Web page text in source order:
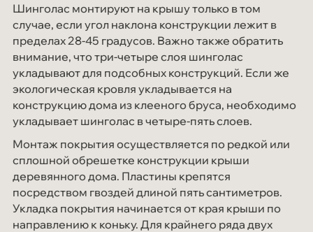
Шинголас монтируют на крышу только в том
случае, если угол наклона конструкции лежит в
пределах 28-45 градусов. Важно также обратить
внимание, что три-четыре слоя шинголас
укладывают для подсобных конструкций. Если же
экологическая кровля укладывается на
конструкцию дома из клееного бруса, необходимо
укладывает шинголас в четыре-пять слоев.
Монтаж покрытия осуществляется по редкой или
сплошной обрешетке конструкции крыши
деревянного дома. Пластины крепятся
посредством гвоздей длиной пять сантиметров.
Укладка покрытия начинается от края крыши по
направлению к коньку. Для крайнего ряда двух